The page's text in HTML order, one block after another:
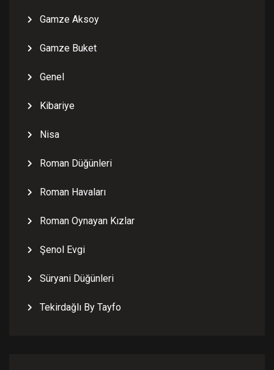
Gamze Aksoy
Gamze Buket
Genel
Kibariye
Nisa
Roman Düğünleri
Roman Havaları
Roman Oynayan Kızlar
Şenol Evgi
Süryani Düğünleri
Tekirdağlı By Tayfo